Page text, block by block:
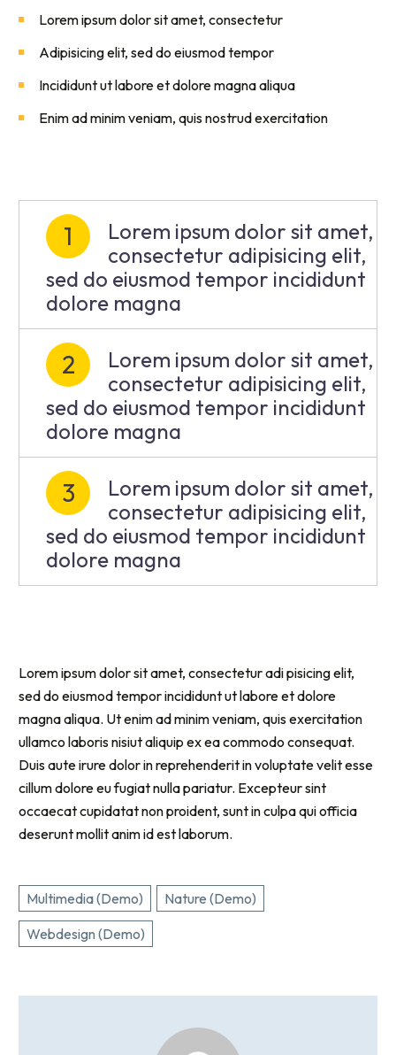
Lorem ipsum dolor sit amet, consectetur
Adipisicing elit, sed do eiusmod tempor
Incididunt ut labore et dolore magna aliqua
Enim ad minim veniam, quis nostrud exercitation
1
Lorem ipsum dolor sit amet,
consectetur adipisicing elit,
sed do eiusmod tempor incididunt
dolore magna
2
Lorem ipsum dolor sit amet,
consectetur adipisicing elit,
sed do eiusmod tempor incididunt
dolore magna
3
Lorem ipsum dolor sit amet,
consectetur adipisicing elit,
sed do eiusmod tempor incididunt
dolore magna
Lorem ipsum dolor sit amet, consectetur adi pisicing elit,
sed do eiusmod tempor incididunt ut labore et dolore
magna aliqua. Ut enim ad minim veniam, quis exercitation
ullamco laboris nisiut aliquip ex ea commodo consequat.
Duis aute irure dolor in reprehenderit in voluptate velit esse
cillum dolore eu fugiat nulla pariatur. Excepteur sint
occaecat cupidatat non proident, sunt in culpa qui officia
deserunt mollit anim id est laborum.
Multimedia (Demo)
Nature (Demo)
Webdesign (Demo)